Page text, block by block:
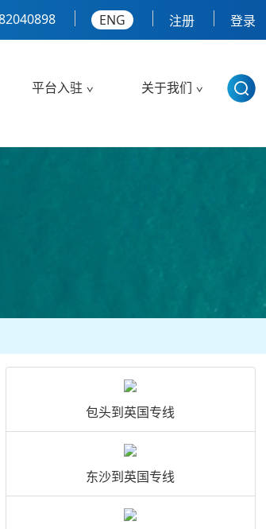
ENG 注册 登录
平台入驻 关于我们
包头到英国专线
东沙到英国专线